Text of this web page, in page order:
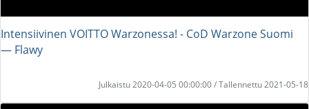
Intensiivinen VOITTO Warzonessa! - CoD Warzone Suomi
― Flawy
Julkaistu 2020-04-05 00:00:00 / Tallennettu 2021-05-18